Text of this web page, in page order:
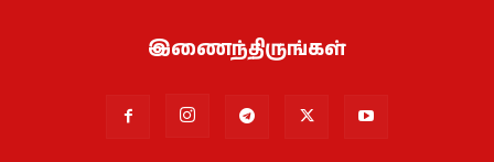
இணைந்திருங்கள்